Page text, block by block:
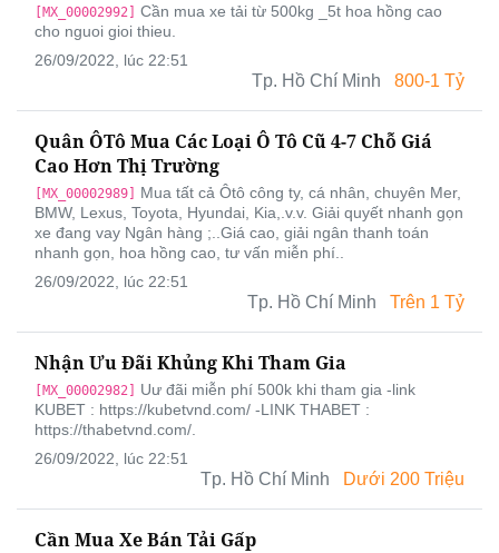
[MX_00002992] Cần mua xe tải từ 500kg _5t hoa hồng cao
cho nguoi gioi thieu.
26/09/2022, lúc 22:51
Tp. Hồ Chí Minh 800-1 Tỷ
Quân ÔTô Mua Các Loại Ô Tô Cũ 4-7 Chỗ Giá
Cao Hơn Thị Trường
[MX_00002989] Mua tất cả Ôtô công ty, cá nhân, chuyên Mer,
BMW, Lexus, Toyota, Hyundai, Kia,.v.v. Giải quyết nhanh gọn
xe đang vay Ngân hàng ;..Giá cao, giải ngân thanh toán
nhanh gọn, hoa hồng cao, tư vấn miễn phí..
26/09/2022, lúc 22:51
Tp. Hồ Chí Minh Trên 1 Tỷ
Nhận Ưu Đãi Khủng Khi Tham Gia
[MX_00002982] Uư đãi miễn phí 500k khi tham gia -link
KUBET : https://kubetvnd.com/ -LINK THABET :
https://thabetvnd.com/.
26/09/2022, lúc 22:51
Tp. Hồ Chí Minh Dưới 200 Triệu
Cần Mua Xe Bán Tải Gấp